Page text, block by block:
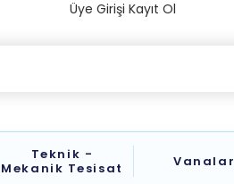
Üye Girişi Kayıt Ol
Teknik -
Mekanik Tesisat
Vanalar